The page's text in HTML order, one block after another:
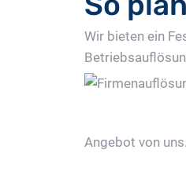
Wir bieten ein
Angebot von uns.